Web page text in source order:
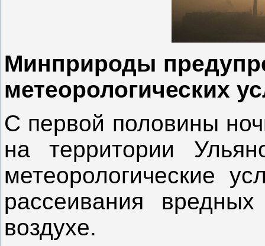
Минприроды
метеорологических
С первой половины
на территории
метеорологические
рассеивания
воздухе.